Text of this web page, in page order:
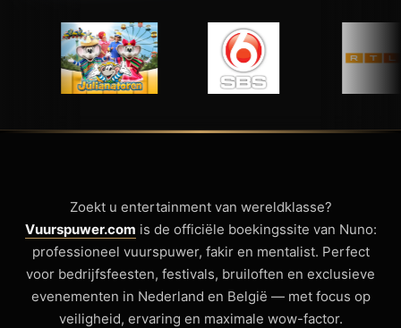
Zoekt u entertainment van wereldklasse?
Vuurspuwer.com is de officiële boekingssite van Nuno:
professioneel vuurspuwer, fakir en mentalist. Perfect
voor bedrijfsfeesten, festivals, bruiloften en exclusieve
evenementen in Nederland en België — met focus op
veiligheid, ervaring en maximale wow-factor.